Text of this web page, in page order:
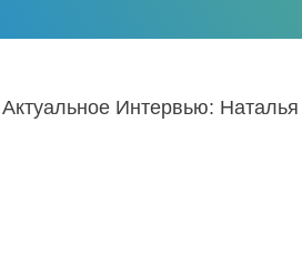
Актуальное Интервью: